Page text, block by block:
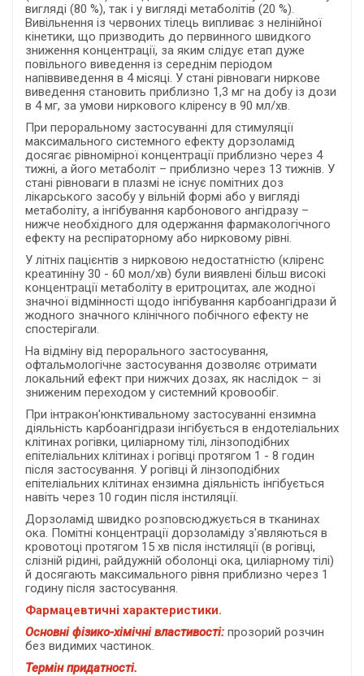
вигляді (80 %), так і у вигляді метаболітів (20 %).
Вивільнення із червоних тілець випливає з нелінійної
кінетики, що призводить до первинного швидкого
зниження концентрації, за яким слідує етап дуже
повільного виведення із середнім періодом
напіввиведення в 4 місяці. У стані рівноваги ниркове
виведення становить приблизно 1,3 мг на добу із дози
в 4 мг, за умови ниркового кліренсу в 90 мл/хв.
При пероральному застосуванні для стимуляції
максимального системного ефекту дорзоламід
досягає рівномірної концентрації приблизно через 4
тижні, а його метаболіт – приблизно через 13 тижнів. У
стані рівноваги в плазмі не існує помітних доз
лікарського засобу у вільній формі або у вигляді
метаболіту, а інгібування карбонового ангідразу –
нижче необхідного для одержання фармакологічного
ефекту на респіраторному або нирковому рівні.
У літніх пацієнтів з нирковою недостатністю (кліренс
креатиніну 30 - 60 мол/хв) були виявлені більш високі
концентрації метаболіту в еритроцитах, але жодної
значної відмінності щодо інгібування карбоангідрази й
жодного значного клінічного побічного ефекту не
спостерігали.
На відміну від перорального застосування,
офтальмологічне застосування дозволяє отримати
локальний ефект при нижчих дозах, як наслідок – зі
зниженим переходом у системний кровообіг.
При інтракон'юнктивальному застосуванні ензимна
діяльність карбоангідрази інгібується в ендотеліальних
клітинах рогівки, циліарному тілі, лінзоподібних
епітеліальних клітинах і рогівці протягом 1 - 8 годин
після застосування. У рогівці й лінзоподібних
епітеліальних клітинах ензимна діяльність інгібується
навіть через 10 годин після інстиляції.
Дорзоламід швидко розповсюджується в тканинах
ока. Помітні концентрації дорзоламіду з'являються в
кровотоці протягом 15 хв після інстиляції (в рогівці,
слізній рідині, райдужній оболонці ока, циліарному тілі)
й досягають максимального рівня приблизно через 1
годину після застосування.
Фармацевтичні характеристики.
Основні фізико-хімічні властивості: прозорий розчин
без видимих частинок.
Термін придатності.